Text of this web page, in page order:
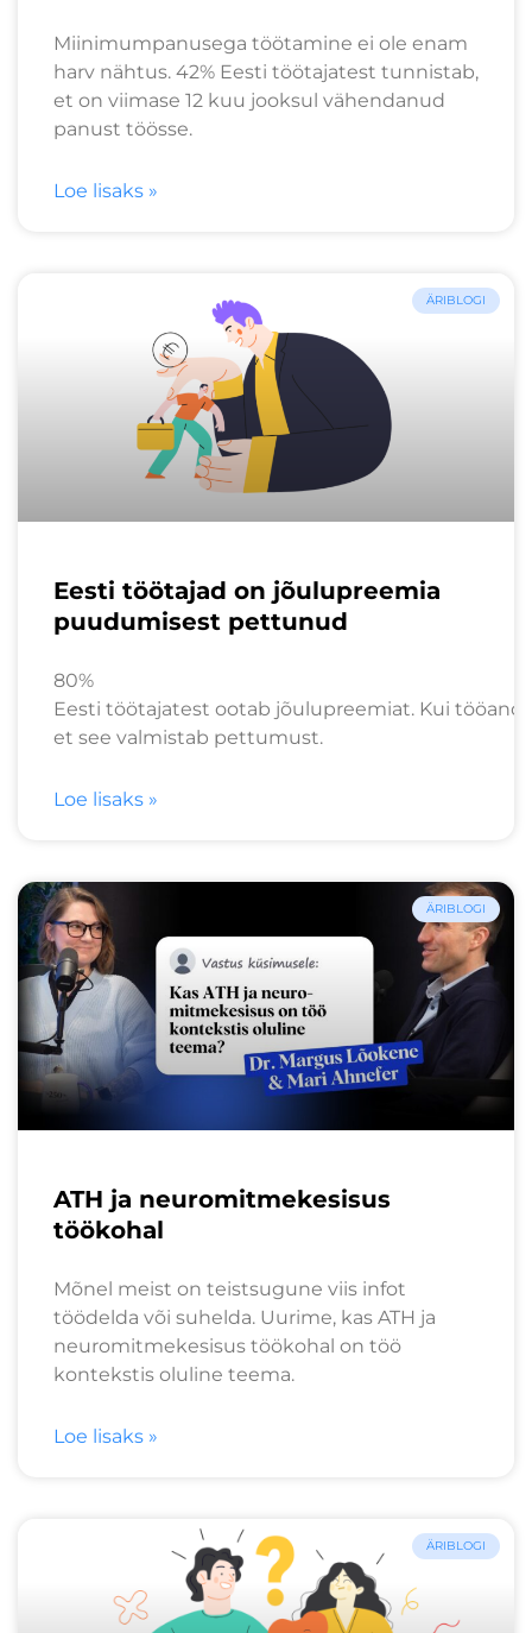
Miinimumpanusega töötamine ei ole enam
harv nähtus. 42% Eesti töötajatest tunnistab,
et on viimase 12 kuu jooksul vähendanud
panust töösse.
Loe lisaks »
ÄRIBLOGI
Eesti töötajad on jõulupreemia
puudumisest pettunud
80%
Eesti töötajatest ootab jõulupreemiat. Kui
et see valmistab pettumust.
Loe lisaks »
ÄRIBLOGI
ATH ja neuromitmekesisus
töökohal
Mõnel meist on teistsugune viis infot
töödelda või suhelda. Uurime, kas ATH ja
neuromitmekesisus töökohal on töö
kontekstis oluline teema.
Loe lisaks »
ÄRIBLOGI